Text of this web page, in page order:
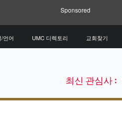
Sponsored
최신 관심사 :
/언어 UMC 디렉토리 교회찾기